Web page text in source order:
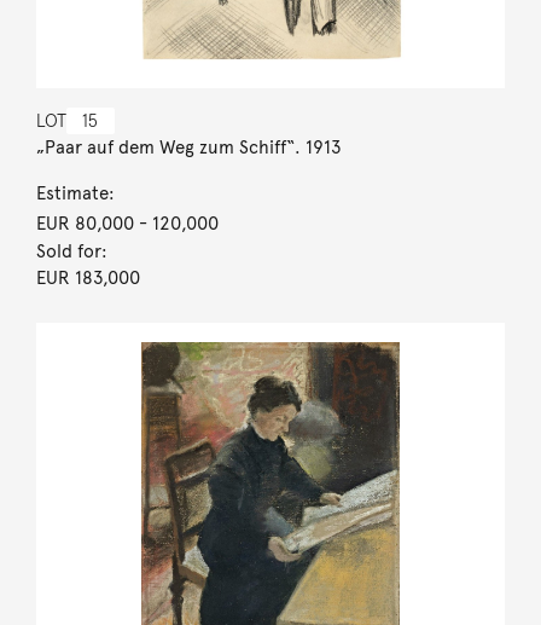
LOT 15
„Paar auf dem Weg zum Schiff“. 1913
Estimate:
EUR 80,000- 120,000
Sold for:
EUR 183,000